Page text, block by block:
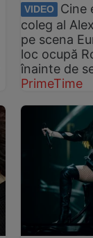
VIDEO
Cine
coleg al
pe scena
loc ocupă
înainte de
PrimeTime